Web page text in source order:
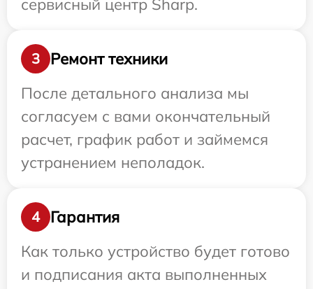
сервисный центр Sharp.
3
Ремонт техники
После детального анализа мы
согласуем с вами окончательный
расчет, график работ и займемся
устранением неполадок.
4
Гарантия
Как только устройство будет готово
и подписания акта выполненных